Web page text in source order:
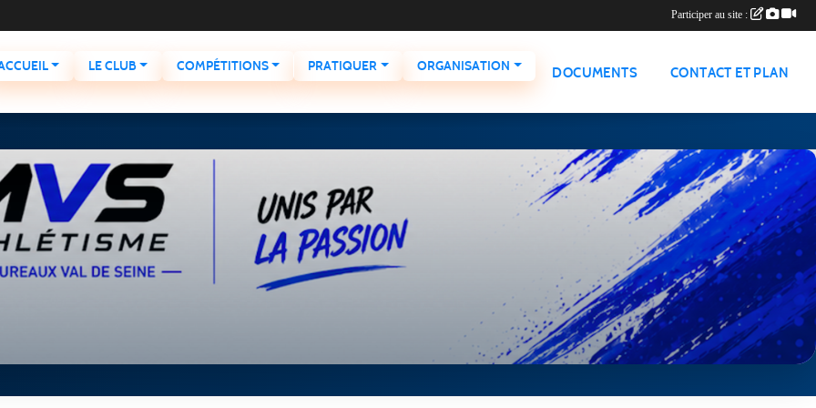
LE CLUB COMPÉTITIONS PRATIQUER ORGANISATION DOCUMENTS CONTACT ET PLAN
Participer au site :